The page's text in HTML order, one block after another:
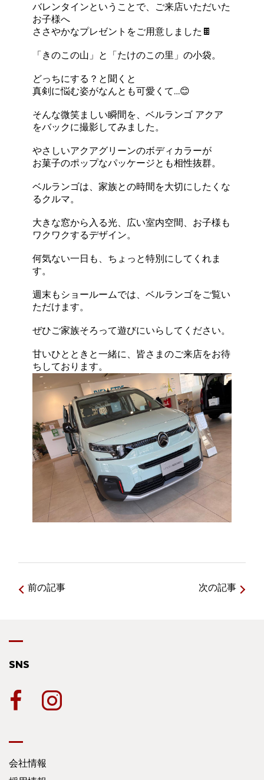
バレンタインということで、ご来店いただいた
お子様へ
ささやかなプレゼントをご用意しました🍫
「きのこの山」と「たけのこの里」の小袋。
どっちにする？と聞くと
真剣に悩む姿がなんとも可愛くて…😊
そんな微笑ましい瞬間を、ベルランゴ アクア
をバックに撮影してみました。
やさしいアクアグリーンのボディカラーが
お菓子のポップなパッケージとも相性抜群。
ベルランゴは、家族との時間を大切にしたくな
るクルマ。
大きな窓から入る光、広い室内空間、お子様も
ワクワクするデザイン。
何気ない一日も、ちょっと特別にしてくれま
す。
週末もショールームでは、ベルランゴをご覧い
ただけます。
ぜひご家族そろって遊びにいらしてください。
甘いひとときと一緒に、皆さまのご来店をお待
ちしております。
前の記事 次の記事
SNS
会社情報